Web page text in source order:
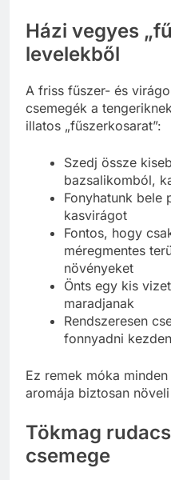
Házi vegyes
levelekből
A friss fűszer- és
csemegék a
illatos „fűszerkosarat”:
Szedj össze
bazsalikomból,
Fonyhatunk bele
kasvirágot
Fontos, hogy
méregmentes
növényeket
Önts egy kis
maradjanak
Rendszeresen
fonnyadni
Ez remek móka
aromája biztosan
Tökmag
csemege